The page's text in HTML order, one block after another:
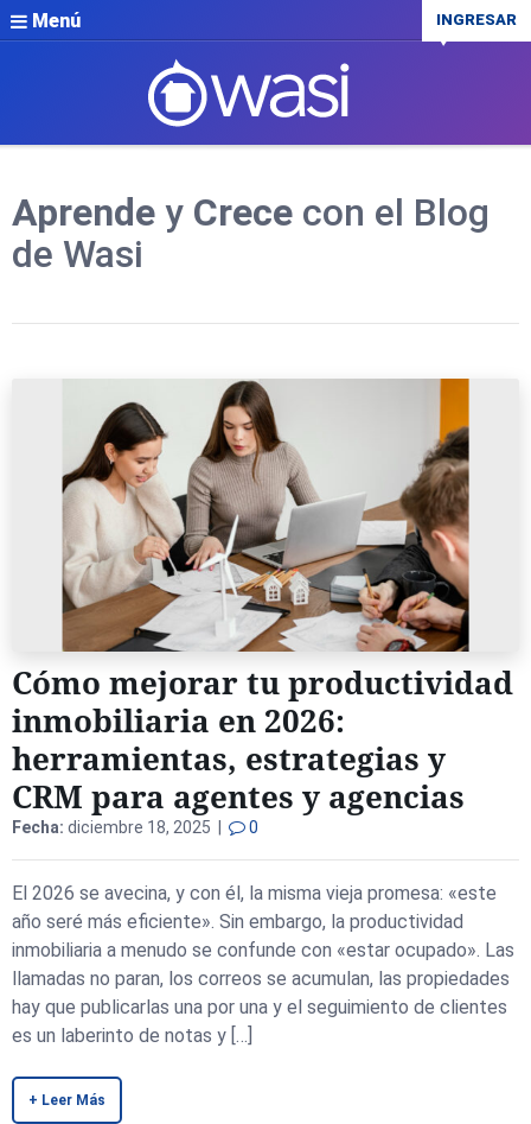
Menú INGRESAR
Aprende y Crece con el Blog
de Wasi
Cómo mejorar tu productividad
inmobiliaria en 2026:
herramientas, estrategias y
CRM para agentes y agencias
Fecha: diciembre 18, 2025 | 0
El 2026 se avecina, y con él, la misma vieja promesa: «este
año seré más eficiente». Sin embargo, la productividad
inmobiliaria a menudo se confunde con «estar ocupado». Las
llamadas no paran, los correos se acumulan, las propiedades
hay que publicarlas una por una y el seguimiento de clientes
es un laberinto de notas y […]
+ Leer Más